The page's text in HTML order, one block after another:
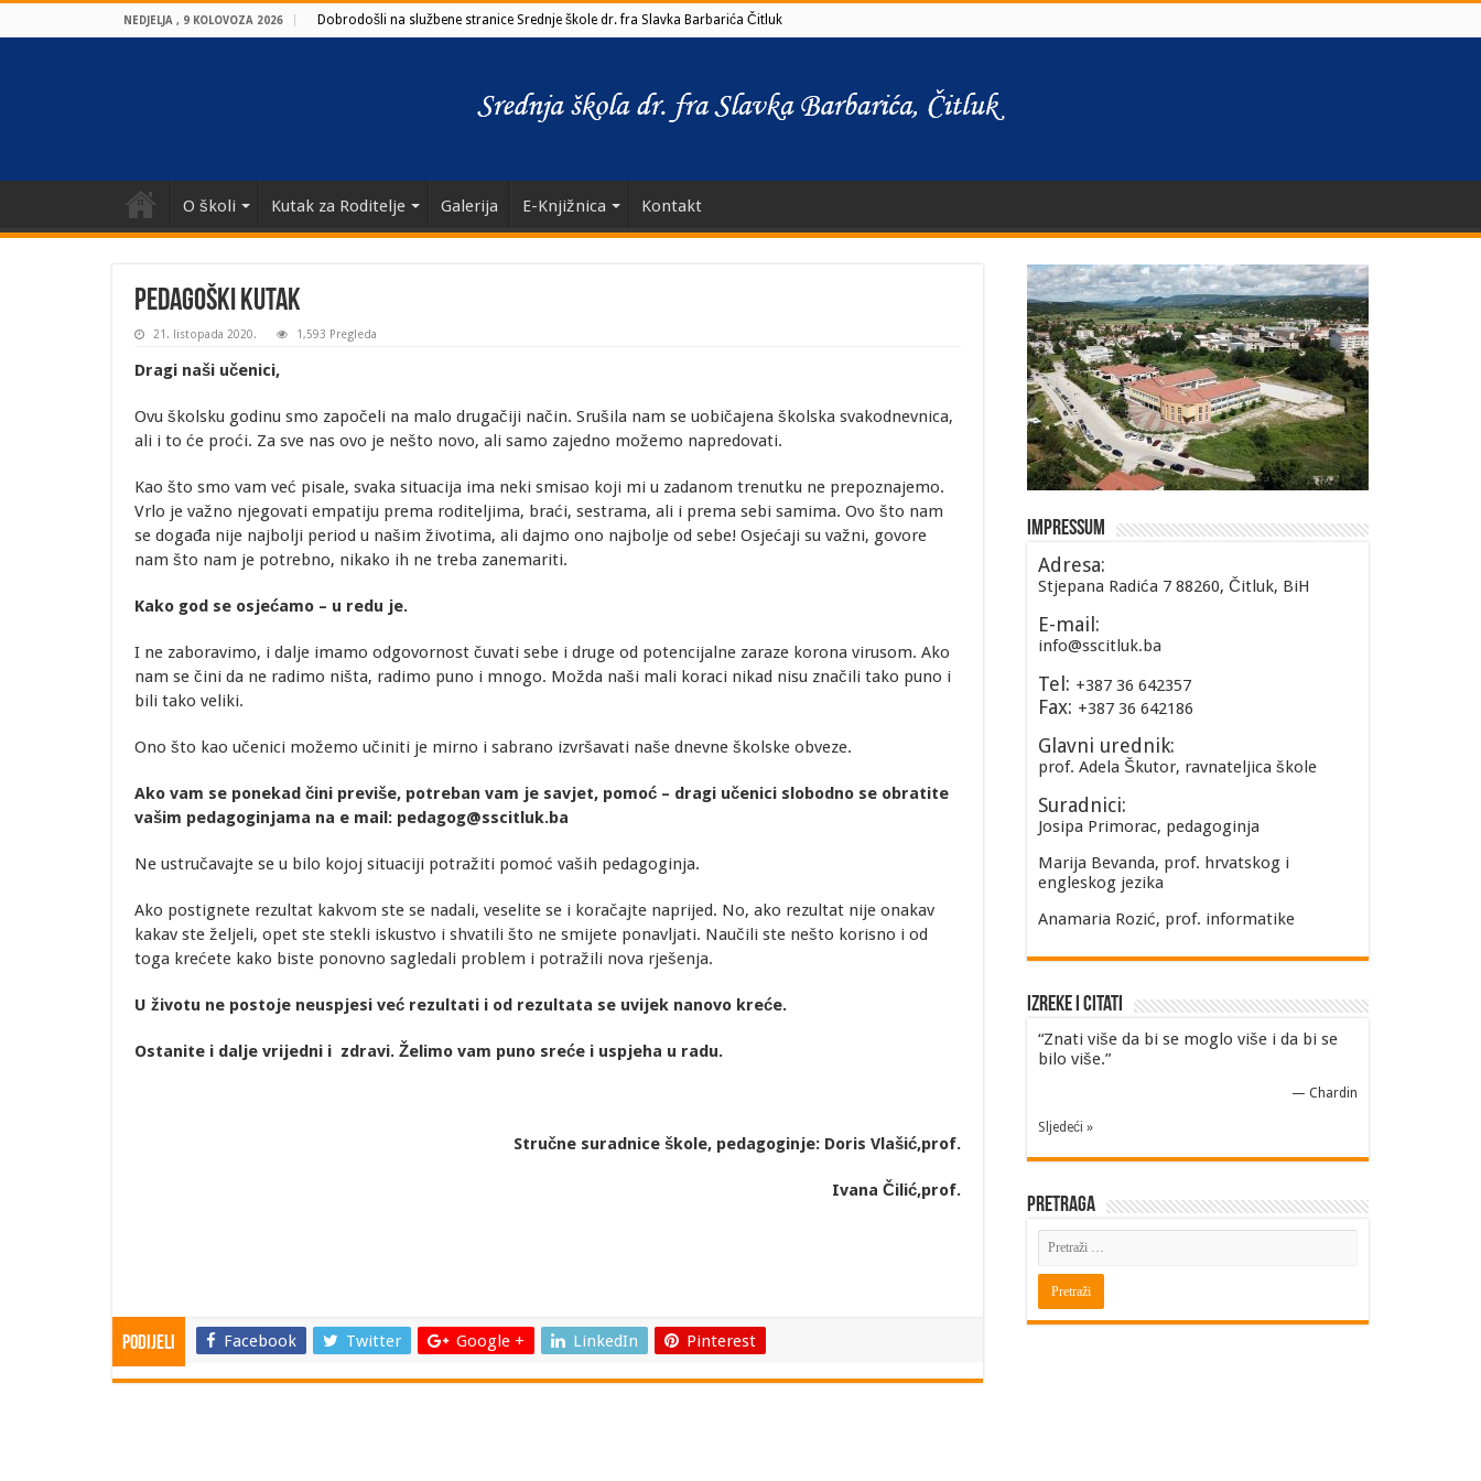
NEDJELJA , 9 KOLOVOZA 2026 Dobrodošli na službene stranice Srednje škole dr. fra Slavka Barbarića Čitluk
O školi Kutak za Roditelje Galerija E-Knjižnica Kontakt
Pedagoški kutak
21. listopada 2020. 1,593 Pregleda
Dragi naši učenici,
Ovu školsku godinu smo započeli na malo drugačiji način. Srušila nam se uobičajena školska svakodnevnica,
ali i to će proći. Za sve nas ovo je nešto novo, ali samo zajedno možemo napredovati.
Kao što smo vam već pisale, svaka situacija ima neki smisao koji mi u zadanom trenutku ne prepoznajemo.
Vrlo je važno njegovati empatiju prema roditeljima, braći, sestrama, ali i prema sebi samima. Ovo što nam
se događa nije najbolji period u našim životima, ali dajmo ono najbolje od sebe! Osjećaji su važni, govore
nam što nam je potrebno, nikako ih ne treba zanemariti.
Kako god se osjećamo – u redu je.
I ne zaboravimo, i dalje imamo odgovornost čuvati sebe i druge od potencijalne zaraze korona virusom. Ako
nam se čini da ne radimo ništa, radimo puno i mnogo. Možda naši mali koraci nikad nisu značili tako puno i
bili tako veliki.
Ono što kao učenici možemo učiniti je mirno i sabrano izvršavati naše dnevne školske obveze.
Ako vam se ponekad čini previše, potreban vam je savjet, pomoć – dragi učenici slobodno se obratite
vašim pedagoginjama na e mail: pedagog@sscitluk.ba
Ne ustručavajte se u bilo kojoj situaciji potražiti pomoć vaših pedagoginja.
Ako postignete rezultat kakvom ste se nadali, veselite se i koračajte naprijed. No, ako rezultat nije onakav
kakav ste željeli, opet ste stekli iskustvo i shvatili što ne smijete ponavljati. Naučili ste nešto korisno i od
toga krećete kako biste ponovno sagledali problem i potražili nova rješenja.
U životu ne postoje neuspjesi već rezultati i od rezultata se uvijek nanovo kreće.
Ostanite i dalje vrijedni i zdravi. Želimo vam puno sreće i uspjeha u radu.
Stručne suradnice škole, pedagoginje: Doris Vlašić,prof.
Ivana Čilić,prof.
Podijeli Facebook Twitter Google + LinkedIn Pinterest
Impressum
Adresa:
Stjepana Radića 7 88260, Čitluk, BiH
E-mail:
info@sscitluk.ba
Tel: +387 36 642357
Fax: +387 36 642186
Glavni urednik:
prof. Adela Škutor, ravnateljica škole
Suradnici:
Josipa Primorac, pedagoginja
Marija Bevanda, prof. hrvatskog i
engleskog jezika
Anamaria Rozić, prof. informatike
Izreke i Citati
“Znati više da bi se moglo više i da bi se
bilo više.”
— Chardin
Sljedeći »
Pretraga